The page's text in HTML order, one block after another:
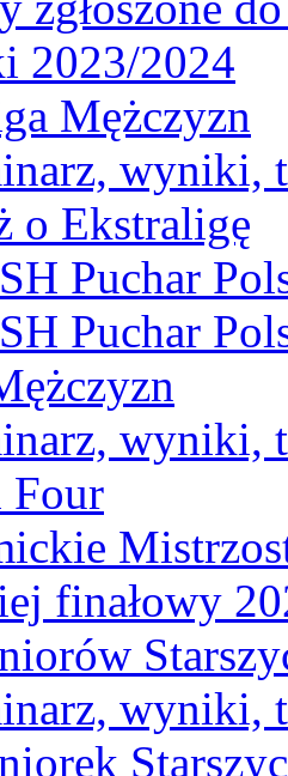
2023/2024
Mężczyzn
wyniki,
o Ekstraligę
Puchar
Puchar
wyniki,
Four
finałowy
wyniki,